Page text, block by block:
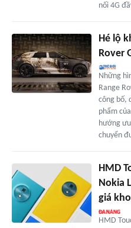
nối 4G
Hé lộ
Rover
Những
Range
công bố,
phẩm
hướng
chuyển
HMD
Nokia
giá
HMD